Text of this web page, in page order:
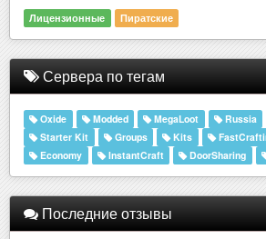
Лицензионные Пиратские
Сервера по тегам
Oxide Modded MegaLoot Russia
Starter Kit
Groups Kits
Economy
InstantCraft DoorSharing
Последние отзывы